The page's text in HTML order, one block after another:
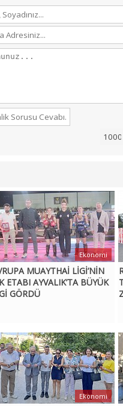
MUAYTHAİ LİGİ’NİN
ETABI AYVALIK’TA BÜYÜK
GÖRDÜ
Ekonomi
Ekonomi